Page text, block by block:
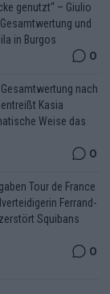
genutzt“ – Giulio
und
in Burgos
0
nach
Kasia
Weise das
0
Tour de France
Ferrand-
Squibans
0